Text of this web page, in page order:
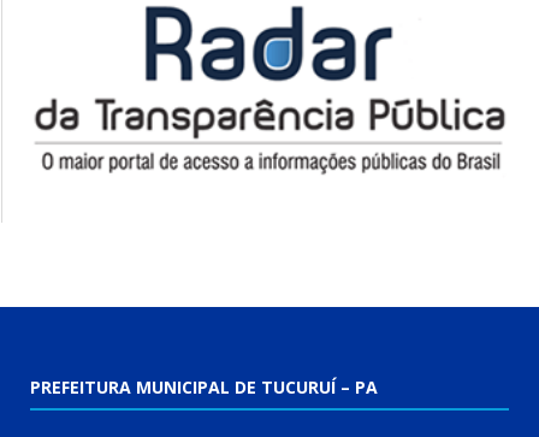
PREFEITURA MUNICIPAL DE TUCURUÍ – PA